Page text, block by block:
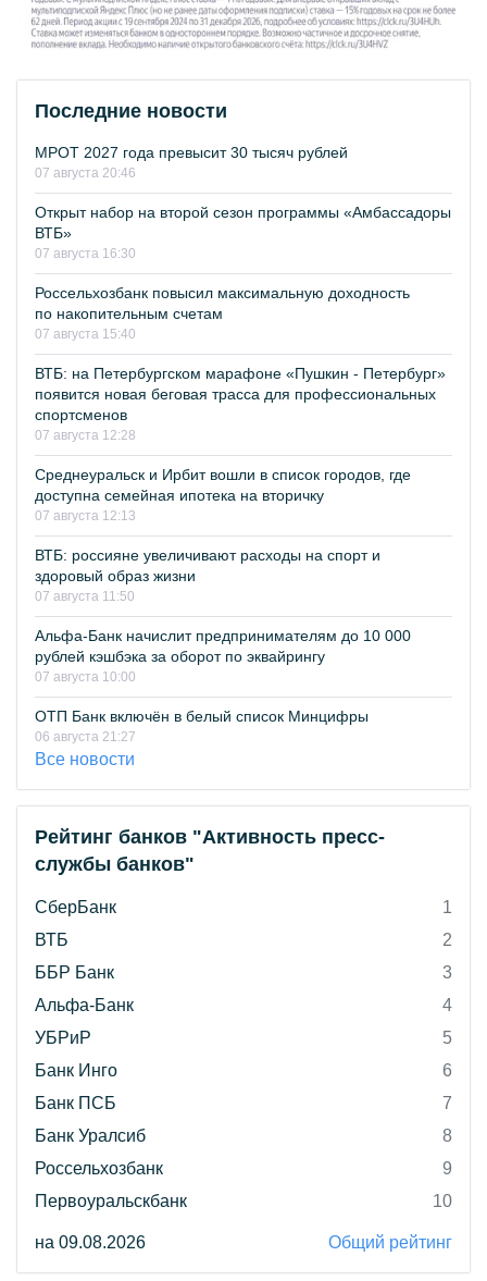
Последние новости
МРОТ 2027 года превысит 30 тысяч рублей
07 августа 20:46
Открыт набор на второй сезон программы «Амбассадоры
ВТБ»
07 августа 16:30
Россельхозбанк повысил максимальную доходность
по накопительным счетам
07 августа 15:40
ВТБ: на Петербургском марафоне «Пушкин - Петербург»
появится новая беговая трасса для профессиональных
спортсменов
07 августа 12:28
Среднеуральск и Ирбит вошли в список городов, где
доступна семейная ипотека на вторичку
07 августа 12:13
ВТБ: россияне увеличивают расходы на спорт и
здоровый образ жизни
07 августа 11:50
Альфа-Банк начислит предпринимателям до 10 000
рублей кэшбэка за оборот по эквайрингу
07 августа 10:00
ОТП Банк включён в белый список Минцифры
06 августа 21:27
Все новости
Рейтинг банков "Активность пресс-
службы банков"
СберБанк
1
ВТБ
2
ББР Банк
3
Альфа-Банк
4
УБРиР
5
Банк Инго
6
Банк ПСБ
7
Банк Уралсиб
8
Россельхозбанк
9
Первоуральскбанк
10
на 09.08.2026 Общий рейтинг